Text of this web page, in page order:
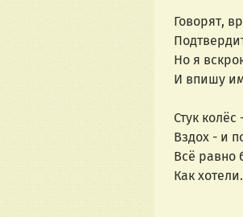
Говорят,
Но я
И впишу
Стук колёс
Вздох - и
Всё равно
Как